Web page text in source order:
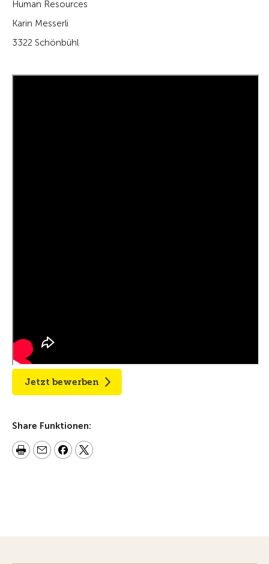
Human Resources
Karin Messerli
3322 Schönbühl
Jetzt bewerben
Share Funktionen: